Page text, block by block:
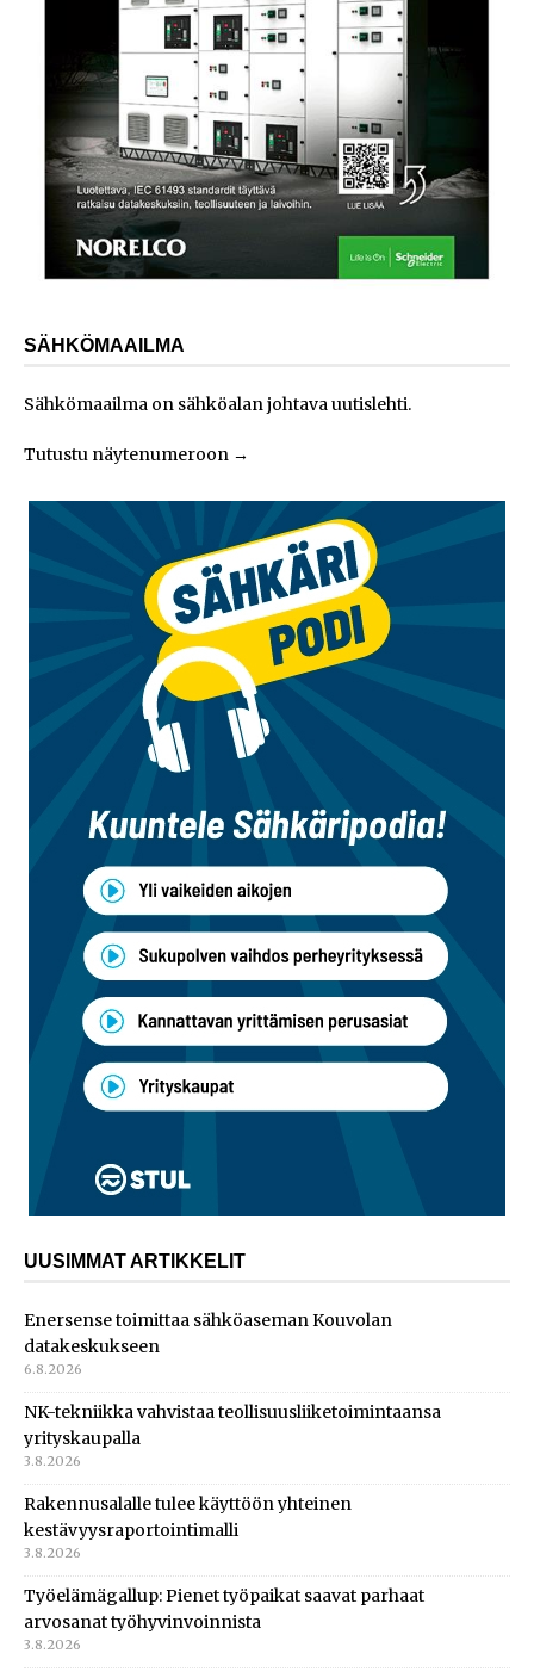
SÄHKÖMAAILMA
Sähkömaailma on sähköalan johtava uutislehti.
Tutustu näytenumeroon →
UUSIMMAT ARTIKKELIT
Enersense toimittaa sähköaseman Kouvolan
datakeskukseen
6.8.2026
NK-tekniikka vahvistaa teollisuusliiketoimintaansa
yrityskaupalla
3.8.2026
Rakennusalalle tulee käyttöön yhteinen
kestävyysraportointimalli
3.8.2026
Työelämägallup: Pienet työpaikat saavat parhaat
arvosanat työhyvinvoinnista
3.8.2026